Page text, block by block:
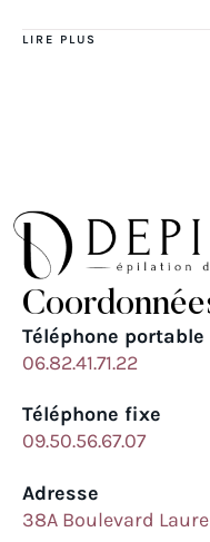
LIRE PLUS
Téléphone portable
06.82.41.71.22
Téléphone fixe
09.50.56.67.07
Adresse
38A Boulevard